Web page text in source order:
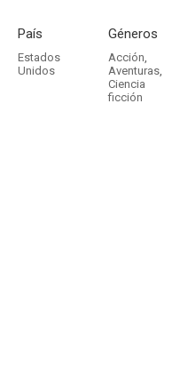
País
Estados
Unidos
Géneros
Acción,
Aventuras,
Ciencia
ficción